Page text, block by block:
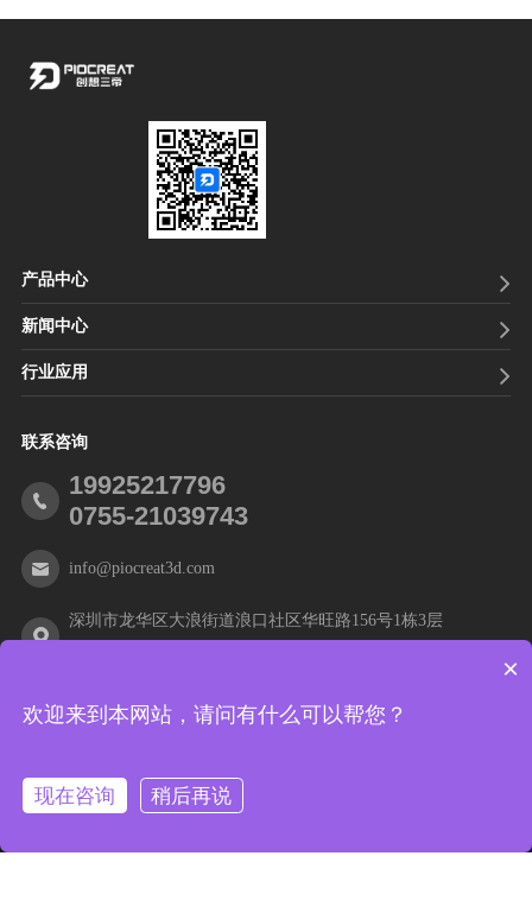
产品中心
新闻中心
行业应用
联系咨询
19925217796
0755-21039743
info@piocreat3d.com
深圳市龙华区大浪街道浪口社区华旺路156号1栋3层
2021012088号
网站地图 | 隐私声明
×
欢迎来到本网站，请问有什么可以帮您？
现在咨询 稍后再说